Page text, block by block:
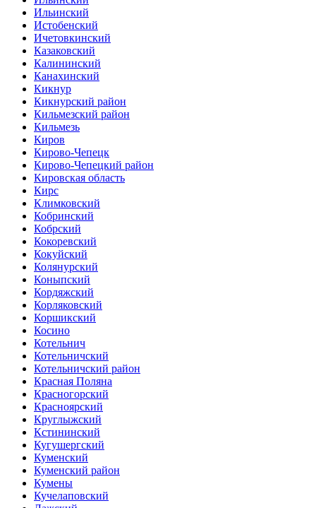
Ильинский
Истобенский
Ичетовкинский
Казаковский
Калининский
Канахинский
Кикнур
Кикнурский район
Кильмезский район
Кильмезь
Киров
Кирово-Чепецк
Кирово-Чепецкий район
Кировская область
Кирс
Климковский
Кобринский
Кобрский
Кокоревский
Кокуйский
Колянурский
Коныпский
Кордяжский
Корляковский
Коршикский
Косино
Котельнич
Котельничский
Котельничский район
Красная Поляна
Красногорский
Красноярский
Круглыжский
Кстининский
Кугушергский
Куменский
Куменский район
Кумены
Кучелаповский